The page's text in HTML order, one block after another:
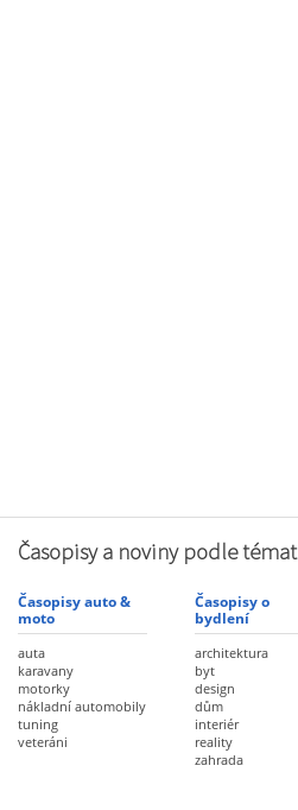
Časopisy a noviny podle témat
Časopisy auto &
moto
auta
karavany
motorky
nákladní automobily
tuning
veteráni
Časopisy o
bydlení
architektura
byt
design
dům
interiér
reality
zahrada